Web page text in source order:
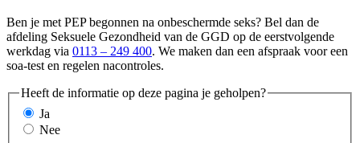
Ben je met PEP begonnen na onbeschermde seks? Bel dan de
afdeling Seksuele Gezondheid van de GGD op de eerstvolgende
werkdag via 0113 – 249 400. We maken dan een afspraak voor een
soa-test en regelen nacontroles.
Heeft de informatie op deze pagina je geholpen?
Ja
Nee